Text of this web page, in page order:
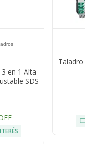
en 1 Alta
SDS
Completo